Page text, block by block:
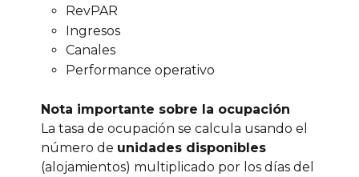
RevPAR
Ingresos
Canales
Performance operativo
Nota importante sobre la ocupación
La tasa de ocupación se calcula usando el
número de unidades disponibles
(alojamientos) multiplicado por los días del